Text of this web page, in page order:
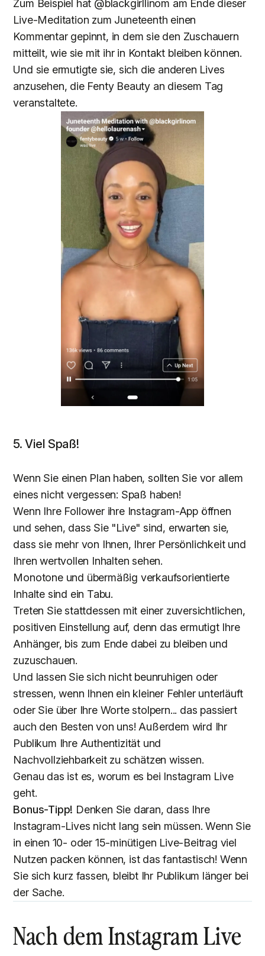
Zum Beispiel hat @blackgirllinom am Ende dieser
Live-Meditation zum Juneteenth einen
Kommentar gepinnt, in dem sie den Zuschauern
mitteilt, wie sie mit ihr in Kontakt bleiben können.
Und sie ermutigte sie, sich die anderen Lives
anzusehen, die Fenty Beauty an diesem Tag
veranstaltete.
5. Viel Spaß!
Wenn Sie einen Plan haben, sollten Sie vor allem
eines nicht vergessen: Spaß haben!
Wenn Ihre Follower ihre Instagram-App öffnen
und sehen, dass Sie "Live" sind, erwarten sie,
dass sie mehr von Ihnen, Ihrer Persönlichkeit und
Ihren wertvollen Inhalten sehen.
Monotone und übermäßig verkaufsorientierte
Inhalte sind ein Tabu.
Treten Sie stattdessen mit einer zuversichtlichen,
positiven Einstellung auf, denn das ermutigt Ihre
Anhänger, bis zum Ende dabei zu bleiben und
zuzuschauen.
Und lassen Sie sich nicht beunruhigen oder
stressen, wenn Ihnen ein kleiner Fehler unterläuft
oder Sie über Ihre Worte stolpern... das passiert
auch den Besten von uns! Außerdem wird Ihr
Publikum Ihre Authentizität und
Nachvollziehbarkeit zu schätzen wissen.
Genau das ist es, worum es bei Instagram Live
geht.
Bonus-Tipp! Denken Sie daran, dass Ihre
Instagram-Lives nicht lang sein müssen. Wenn Sie
in einen 10- oder 15-minütigen Live-Beitrag viel
Nutzen packen können, ist das fantastisch! Wenn
Sie sich kurz fassen, bleibt Ihr Publikum länger bei
der Sache.
Nach dem Instagram Live